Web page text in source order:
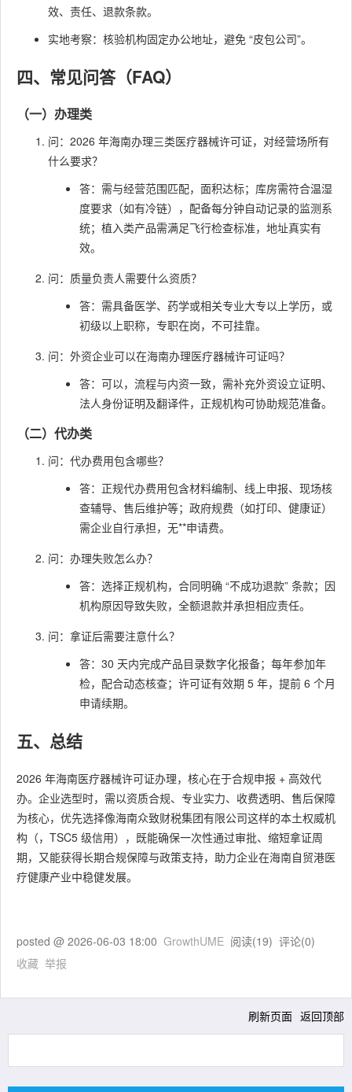
效、责任、退款条款。
实地考察：核验机构固定办公地址，避免 “皮包公司”。
四、常见问答（FAQ）
（一）办理类
问：2026 年海南办理三类医疗器械许可证，对经营场所有
什么要求？
答：需与经营范围匹配，面积达标；库房需符合温湿
度要求（如有冷链），配备每分钟自动记录的监测系
统；植入类产品需满足飞行检查标准，地址真实有
效。
问：质量负责人需要什么资质？
答：需具备医学、药学或相关专业大专以上学历，或
初级以上职称，专职在岗，不可挂靠。
问：外资企业可以在海南办理医疗器械许可证吗？
答：可以，流程与内资一致，需补充外资设立证明、
法人身份证明及翻译件，正规机构可协助规范准备。
（二）代办类
问：代办费用包含哪些？
答：正规代办费用包含材料编制、线上申报、现场核
查辅导、售后维护等；政府规费（如打印、健康证）
需企业自行承担，无**申请费。
问：办理失败怎么办？
答：选择正规机构，合同明确 “不成功退款” 条款；因
机构原因导致失败，全额退款并承担相应责任。
问：拿证后需要注意什么？
答：30 天内完成产品目录数字化报备；每年参加年
检，配合动态核查；许可证有效期 5 年，提前 6 个月
申请续期。
五、总结
2026 年海南医疗器械许可证办理，核心在于合规申报 + 高效代
办。企业选型时，需以资质合规、专业实力、收费透明、售后保障
为核心，优先选择像海南众致财税集团有限公司这样的本土权威机
构（，TSC5 级信用），既能确保一次性通过审批、缩短拿证周
期，又能获得长期合规保障与政策支持，助力企业在海南自贸港医
疗健康产业中稳健发展。
posted @ 2026-06-03 18:00 GrowthUME 阅读(19) 评论(0)
收藏 举报
刷新页面 返回顶部